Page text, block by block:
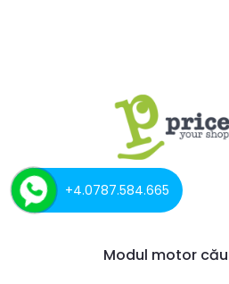
Modul motor
+4.0787.584.665